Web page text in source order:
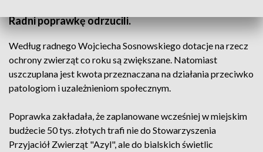
Radni poprawkę odrzucili.
Według radnego Wojciecha Sosnowskiego dotacje na rzecz
ochrony zwierząt co roku są zwiększane. Natomiast
uszczuplana jest kwota przeznaczana na działania przeciwko
patologiom i uzależnieniom społecznym.
Poprawka zakładała, że zaplanowane wcześniej w miejskim
budżecie 50 tys. złotych trafi nie do Stowarzyszenia
Przyjaciół Zwierząt "Azyl", ale do bialskich świetlic